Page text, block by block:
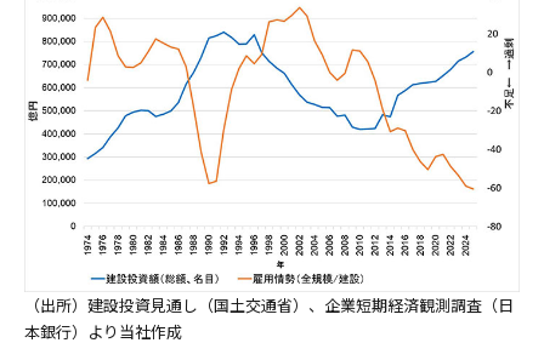
（出所）建設投資見通し（国土交通省）、企業短期経済観測調査（日
本銀行）より当社作成